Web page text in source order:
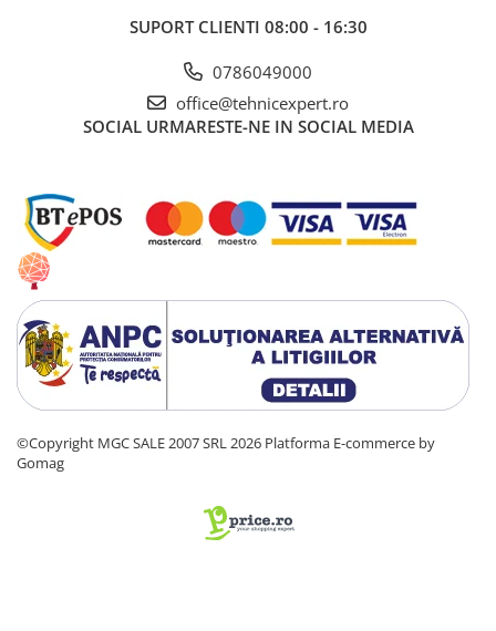
SUPORT CLIENTI 08:00 - 16:30
0786049000
office@tehnicexpert.ro
SOCIAL URMARESTE-NE IN SOCIAL MEDIA
©Copyright MGC SALE 2007 SRL 2026 Platforma E-commerce by
Gomag